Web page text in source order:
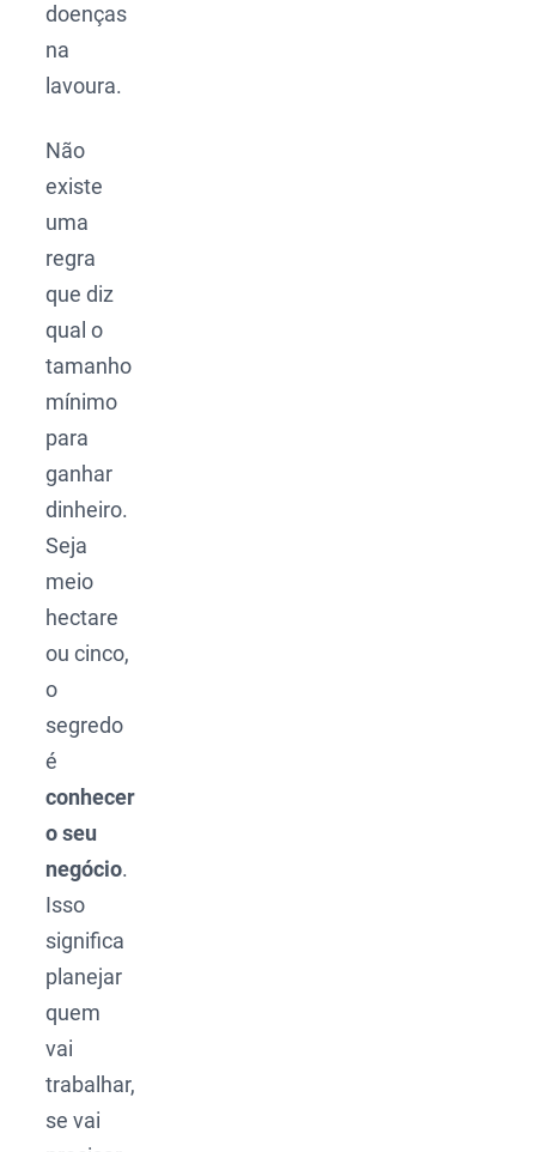
doenças
na
lavoura.
Não
existe
uma
regra
que diz
qual o
tamanho
mínimo
para
ganhar
dinheiro.
Seja
meio
hectare
ou cinco,
o
segredo
é
conhecer
o seu
negócio.
Isso
significa
planejar
quem
vai
trabalhar,
se vai